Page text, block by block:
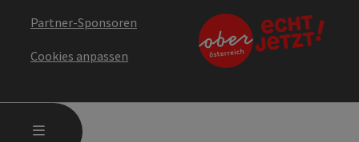
MENÜ
Partner-Sponsoren
Cookies anpassen